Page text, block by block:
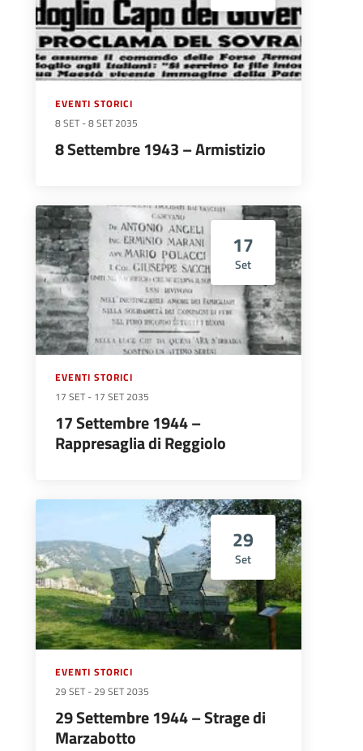
EVENTI STORICI
8 SET -8 SET 2035
8 Settembre 1943 – Armistizio
17
Set
EVENTI STORICI
17 SET - 17 SET 2035
17 Settembre 1944 –
Rappresaglia di Reggiolo
29
Set
EVENTI STORICI
29 SET -29 SET 2035
29 Settembre 1944 – Strage di
Marzabotto